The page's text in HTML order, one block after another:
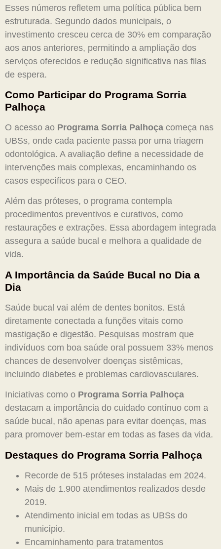
Esses números refletem uma política pública bem
estruturada. Segundo dados municipais, o
investimento cresceu cerca de 30% em comparação
aos anos anteriores, permitindo a ampliação dos
serviços oferecidos e redução significativa nas filas
de espera.
Como Participar do Programa Sorria
Palhoça
O acesso ao Programa Sorria Palhoça começa nas
UBSs, onde cada paciente passa por uma triagem
odontológica. A avaliação define a necessidade de
intervenções mais complexas, encaminhando os
casos específicos para o CEO.
Além das próteses, o programa contempla
procedimentos preventivos e curativos, como
restaurações e extrações. Essa abordagem integrada
assegura a saúde bucal e melhora a qualidade de
vida.
A Importância da Saúde Bucal no Dia a
Dia
Saúde bucal vai além de dentes bonitos. Está
diretamente conectada a funções vitais como
mastigação e digestão. Pesquisas mostram que
indivíduos com boa saúde oral possuem 33% menos
chances de desenvolver doenças sistêmicas,
incluindo diabetes e problemas cardiovasculares.
Iniciativas como o Programa Sorria Palhoça
destacam a importância do cuidado contínuo com a
saúde bucal, não apenas para evitar doenças, mas
para promover bem-estar em todas as fases da vida.
Destaques do Programa Sorria Palhoça
Recorde de 515 próteses instaladas em 2024.
Mais de 1.900 atendimentos realizados desde
2019.
Atendimento inicial em todas as UBSs do
município.
Encaminhamento para tratamentos